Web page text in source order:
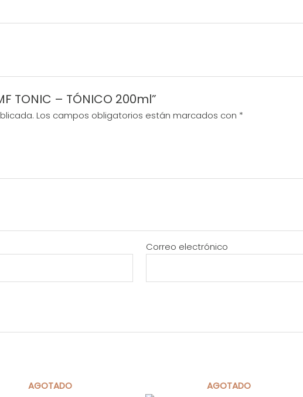
TONIC – TÓNICO 200ml”
Los campos obligatorios están marcados con *
Correo electrónico
AGOTADO AGOTADO